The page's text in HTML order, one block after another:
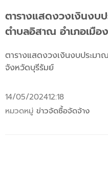
ตารางแสดงวงเงินงบ
ตำบลอิสาณ อำเภอเมื
ตารางแสดงวงเงินงบประม
จังหวัดบุรีรัมย์
14/05/202412:18
หมวดหมู่ ข่าวจัดซื้อจัดจ้าง